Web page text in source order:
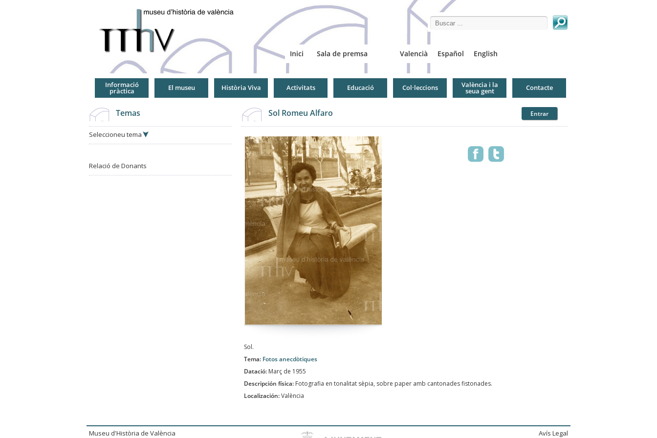
Search this site
Valencià Español English
Inici Sala de premsa
Informació
pràctica El museu Història Viva Activitats Educació Col·leccions València i la
seua gent Contacte
Temas
Seleccioneu tema
Relació de Donants
Sol Romeu Alfaro Entrar
Sol.
Tema: Fotos anecdòtiques
Datació: Març de 1955
Descripción física: Fotografia en tonalitat sèpia, sobre paper amb cantonades fistonades.
Localización:València
Museu d'Història de València
Avís Legal